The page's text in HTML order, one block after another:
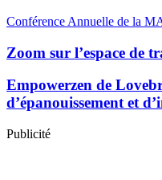
Conférence Annuelle de la
Zoom sur l’espace de
Empowerzen de
d’épanouissement et
Publicité